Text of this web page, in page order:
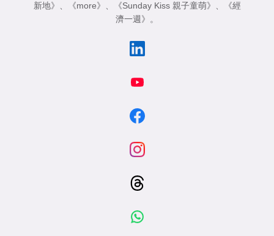
新地》 、 《more》 、 《Sunday Kiss 親子童萌》 、
《經
濟一週》 。